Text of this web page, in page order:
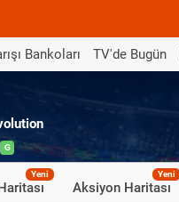
Bankoları TV'de Bugün
G
Yeni
Aksiyon Haritası
Yeni